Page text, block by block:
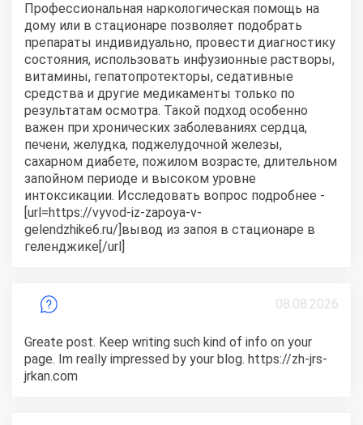
Профессиональная наркологическая помощь на
дому или в стационаре позволяет подобрать
препараты индивидуально, провести диагностику
состояния, использовать инфузионные растворы,
витамины, гепатопротекторы, седативные
средства и другие медикаменты только по
результатам осмотра. Такой подход особенно
важен при хронических заболеваниях сердца,
печени, желудка, поджелудочной железы,
сахарном диабете, пожилом возрасте, длительном
запойном периоде и высоком уровне
интоксикации. Исследовать вопрос подробнее -
[url=https://vyvod-iz-zapoya-v-
gelendzhike6.ru/]вывод из запоя в стационаре в
геленджике[/url]
08.08.2026
Greate post. Keep writing such kind of info on your
page. Im really impressed by your blog. https://zh-jrs-
jrkan.com